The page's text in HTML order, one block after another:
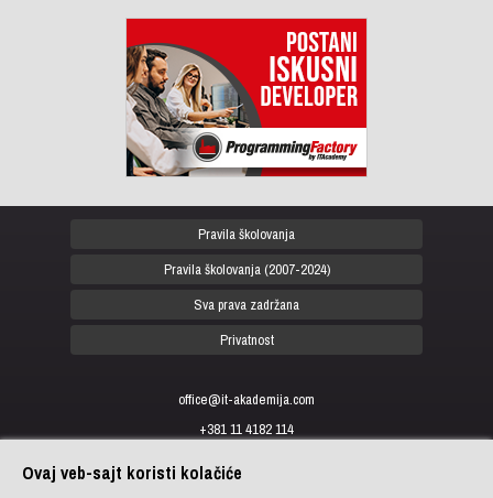
Pravila školovanja
Pravila školovanja (2007-2024)
Sva prava zadržana
Privatnost
office@it-akademija.com
+381 11 4182 114
Ovaj veb-sajt koristi kolačiće